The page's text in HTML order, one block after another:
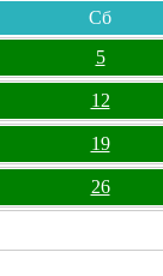
Сб
5
12
19
26